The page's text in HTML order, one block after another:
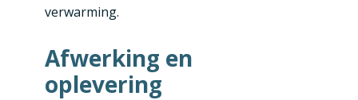
verwarming.
Afwerking en
oplevering